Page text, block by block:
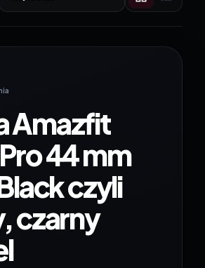
Amazfit
44 mm
czyli
czarny